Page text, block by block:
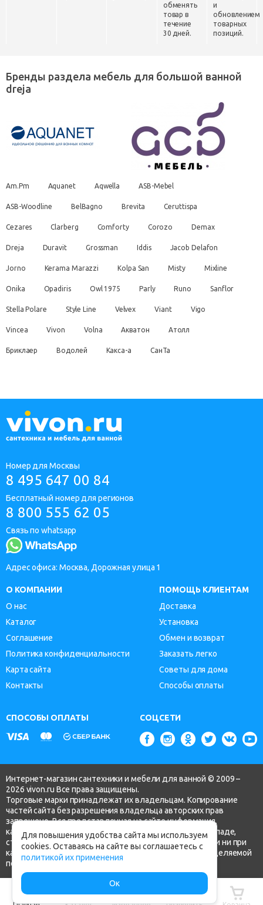
обменять
товар в
течение
30 дней.
и
обновлением
товарных
позиций.
Бренды раздела мебель для большой ванной
dreja
Am.Pm Aquanet Aqwella ASB-Mebel
ASB-Woodline BelBagno Brevita Ceruttispa
Cezares Clarberg Comforty Corozo Demax
Dreja Duravit Grossman Iddis Jacob Delafon
Jorno Kerama Marazzi Kolpa San Misty Mixline
Onika Opadiris Owl 1975 Parly Runo Sanflor
Stella Polare Style Line Velvex Viant Vigo
Vincea Vivon Volna Акватон Атолл
Бриклаер Водолей Какса-а СанТа
Номер для Москвы
8 495 647 00 84
Бесплатный номер для регионов
8 800 555 62 05
Связь по whatsapp
Адрес офиса: Москва, Дорожная улица 1
О КОМПАНИИ
О нас
Каталог
Соглашение
Политика конфиденциальности
Карта сайта
Контакты
ПОМОЩЬ КЛИЕНТАМ
Доставка
Установка
Обмен и возврат
Заказать легко
Советы для дома
Способы оплаты
СПОСОБЫ ОПЛАТЫ СОЦСЕТИ
Интернет-магазин сантехники и мебели для ванной © 2009 –
2026 vivon.ru Все права защищены.
Торговые марки принадлежат их владельцам. Копирование
частей сайта без разрешения владельца авторских прав
запрещено. Вся представленная на сайте информация,
касающаяся технических характеристик, наличия на складе,
стоимости товаров, носит информационный характер и ни при
каких условиях не является публичной офертой, определяемой
положениями ч.2 ст. 437 Гражданского кодекса РФ.
Для повышения удобства сайта мы используем
cookies. Оставаясь на сайте вы соглашаетесь с
политикой их применения
Ок